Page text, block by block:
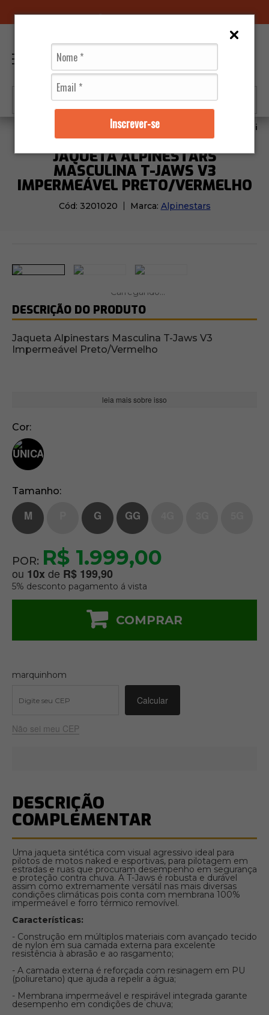
Inscrever-se
Masculino Jaqueta Alpinestars
JAQUETA ALPINESTARS
MASCULINA T-JAWS V3
IMPERMEÁVEL PRETO/VERMELHO
Cód: 3201020 Marca: Alpinestars
DESCRIÇÃO DO PRODUTO
Jaqueta Alpinestars Masculina T-Jaws V3
Impermeável Preto/Vermelho
leia mais sobre isso
Cor
Tamanho
M G GG
POR: R$ 1.999,00
ou 10xde R$ 199,90
5% desconto pagamento á vista
COMPRAR
marquinhom
Não sei meu CEP
DESCRIÇÃO
COMPLEMENTAR
Uma jaqueta sintética com visual agressivo ideal para
pilotos de motos naked e esportivas, para pilotagem em
estradas e ruas que procuram desempenho em segurança
e proteção contra chuva. A T-Jaws é robusta e durável
assim como extremamente versátil nas mais diversas
condições climáticas pois conta com membrana 100%
impermeável e forro térmico removível.
Características:
- Construção em múltiplos materiais com avançado tecido
de nylon em sua camada externa para excelente
resistência à abrasão e ao rasgamento;
- A camada externa é reforçada com resinagem em PU
(poliuretano) que ajuda a repelir a água;
- Membrana impermeável e respirável integrada garante
desempenho em condições de chuva;